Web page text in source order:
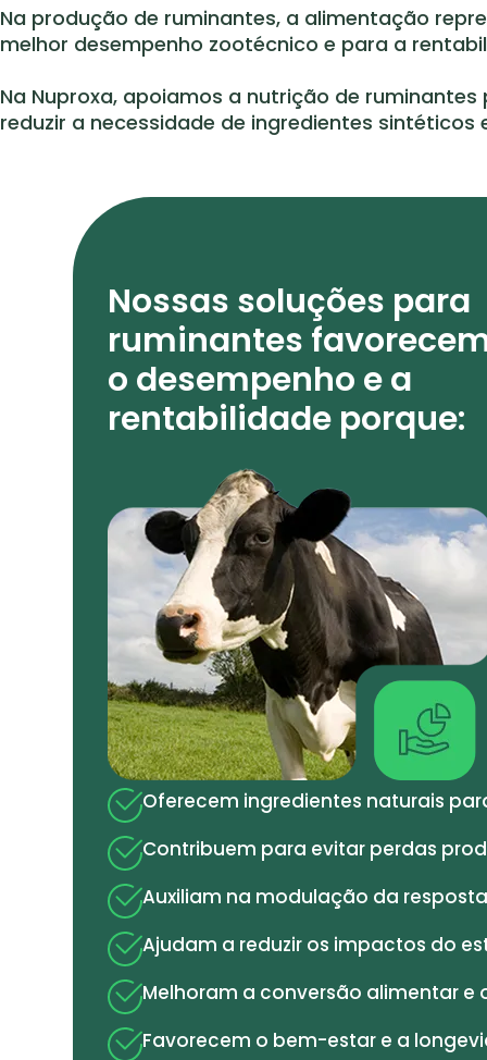
Na produção de ruminantes, a alimentação
melhor desempenho zootécnico e para a
Na Nuproxa, apoiamos a nutrição de
reduzir a necessidade de ingredientes
Nossas soluções para
ruminantes
o desempenho e a
rentabilidade porque:
Oferecem ingredientes naturais
Contribuem para evitar perdas
Auxiliam na modulação da
Ajudam a reduzir os impactos do
Melhoram a conversão alimentar
Favorecem o bem-estar e a